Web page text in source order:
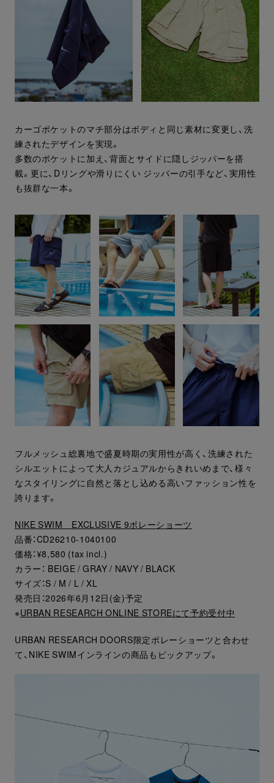
カーゴポケットのマチ部分はボディと同じ素材に変更し、洗
練されたデザインを実現。
多数のポケットに加え、背面とサイドに隠しジッパーを搭
載。更に、Dリングや滑りにくい ジッパーの引手など、実用性
も抜群な一本。
フルメッシュ総裏地で盛夏時期の実用性が高く、洗練された
シルエットによって大人カジュアルからきれいめまで、様々
なスタイリングに自然と落とし込める高いファッション性を
誇ります。
NIKE SWIM EXCLUSIVE 9ボレーショーツ
品番：CD26210-1040100
価格：¥8,580 (tax incl.)
カラー： BEIGE / GRAY / NAVY / BLACK
サイズ：S / M / L / XL
発売日：2026年6月12日(金)予定
※URBAN RESEARCH ONLINE STOREにて予約受付中
URBAN RESEARCH DOORS限定ボレーショーツと合わせ
て、NIKE SWIMインラインの商品もピックアップ。